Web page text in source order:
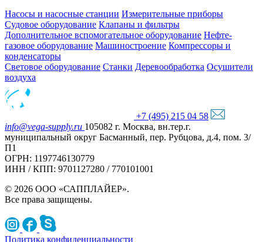
Насосы и насосные станции Измерительные приборы
Судовое оборудование Клапаны и фильтры
Дополнительное вспомогательное оборудование Нефте-
газовое оборудование Машиностроение Компрессоры и
конденсаторы
Световое оборудование Станки Деревообработка Осушители
воздуха
+7 (495) 215 04 58
info@vega-supply.ru 105082 г. Москва, вн.тер.г.
муниципальный округ Басманный, пер. Рубцова, д.4, пом. 3/
П1
ОГРН: 1197746130779
ИНН / КПП: 9701127280 / 770101001
© 2026 ООО «САППЛАЙЕР».
Все права защищены.
Политика конфиденциальности